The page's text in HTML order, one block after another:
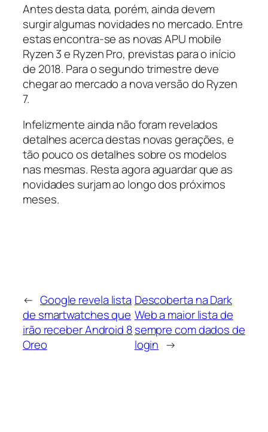
Antes desta data, porém, ainda devem
surgir algumas novidades no mercado. Entre
estas encontra-se as novas APU mobile
Ryzen 3 e Ryzen Pro, previstas para o início
de 2018. Para o segundo trimestre deve
chegar ao mercado a nova versão do Ryzen
7.
Infelizmente ainda não foram revelados
detalhes acerca destas novas gerações, e
tão pouco os detalhes sobre os modelos
nas mesmas. Resta agora aguardar que as
novidades surjam ao longo dos próximos
meses.
← Google revela lista
de smartwatches que
irão receber Android 8
Oreo
Descoberta na Dark
Web a maior lista de
sempre com dados de
login →